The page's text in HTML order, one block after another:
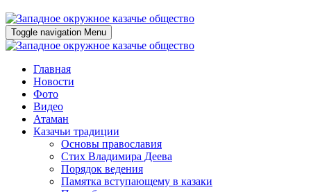
Toggle navigation Menu
Главная
Новости
Фото
Видео
Атаман
Казачьи традиции
Основы православия
Стих Владимира Деева
Порядок ведения
Памятка вступающему в казаки